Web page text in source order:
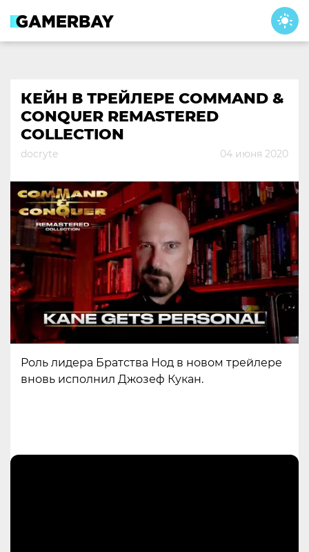
content
КЕЙН В ТРЕЙЛЕРЕ COMMAND &
CONQUER REMASTERED
COLLECTION
docryte 04 июня 2020
Роль лидера Братства Нод в новом трейлере
вновь исполнил Джозеф Кукан.